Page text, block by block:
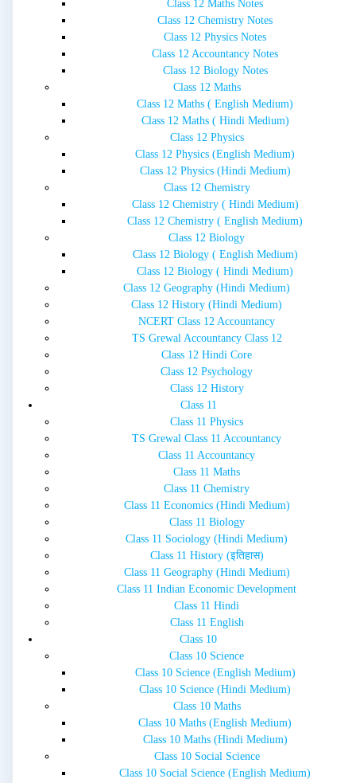
Class 12 Maths Notes
Class 12 Chemistry Notes
Class 12 Physics Notes
Class 12 Accountancy Notes
Class 12 Biology Notes
Class 12 Maths
Class 12 Maths ( English Medium)
Class 12 Maths ( Hindi Medium)
Class 12 Physics
Class 12 Physics (English Medium)
Class 12 Physics (Hindi Medium)
Class 12 Chemistry
Class 12 Chemistry ( Hindi Medium)
Class 12 Chemistry ( English Medium)
Class 12 Biology
Class 12 Biology ( English Medium)
Class 12 Biology ( Hindi Medium)
Class 12 Geography (Hindi Medium)
Class 12 History (Hindi Medium)
NCERT Class 12 Accountancy
TS Grewal Accountancy Class 12
Class 12 Hindi Core
Class 12 Psychology
Class 12 History
Class 11
Class 11 Physics
TS Grewal Class 11 Accountancy
Class 11 Accountancy
Class 11 Maths
Class 11 Chemistry
Class 11 Economics (Hindi Medium)
Class 11 Biology
Class 11 Sociology (Hindi Medium)
Class 11 History (इतिहास)
Class 11 Geography (Hindi Medium)
Class 11 Indian Economic Development
Class 11 Hindi
Class 11 English
Class 10
Class 10 Science
Class 10 Science (English Medium)
Class 10 Science (Hindi Medium)
Class 10 Maths
Class 10 Maths (English Medium)
Class 10 Maths (Hindi Medium)
Class 10 Social Science
Class 10 Social Science (English Medium)